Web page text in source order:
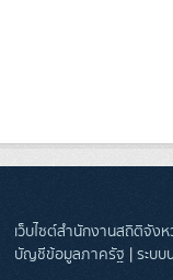
เว็บไซต์สำนักงานสถิติจัง
บัญชีข้อมูลภาครัฐ | ระบ